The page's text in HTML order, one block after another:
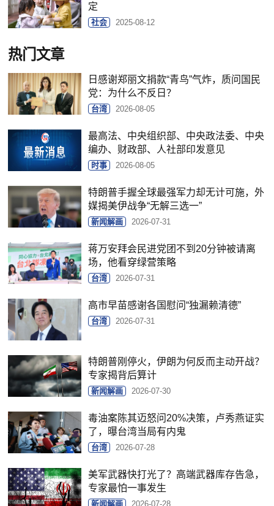
定
社会 2025-08-12
热门文章
日感谢郑丽文捐款“青鸟”气炸，质问国民
党：为什么不反日？
台湾 2026-08-05
最高法、中央组织部、中央政法委、中央
编办、财政部、人社部印发意见
时事 2026-08-05
特朗普手握全球最强军力却无计可施，外
媒揭美伊战争“无解三选一”
新闻解画 2026-07-31
蒋万安拜会民进党团不到20分钟被请离
场，他看穿绿营策略
台湾 2026-07-31
高市早苗感谢各国慰问“独漏赖清德”
台湾 2026-07-31
特朗普刚停火，伊朗为何反而主动开战？
专家揭背后算计
新闻解画 2026-07-30
毒油案陈其迈怒问20%决策，卢秀燕证实
了，曝台湾当局有内鬼
台湾 2026-07-28
美军武器快打光了？高端武器库存告急，
专家最怕一事发生
新闻解画 2026-07-28